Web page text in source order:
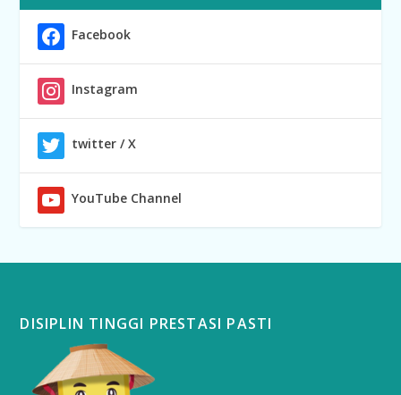
Facebook
Instagram
twitter / X
YouTube Channel
DISIPLIN TINGGI PRESTASI PASTI